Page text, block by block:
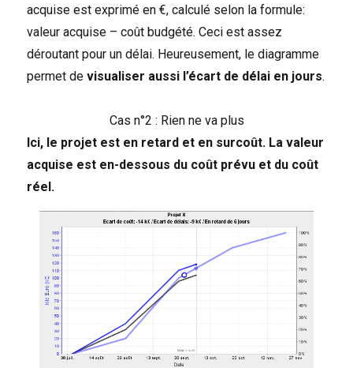
acquise est exprimé en €, calculé selon la formule:
valeur acquise – coût budgété. Ceci est assez
déroutant pour un délai. Heureusement, le diagramme
permet devisualiser aussi l’écart de délai en jours.
Cas n°2 : Rien ne va plus
Ici, le projet est en retard et en surcoût. La valeur
acquise est en-dessous du coût prévu et du coût
réel .